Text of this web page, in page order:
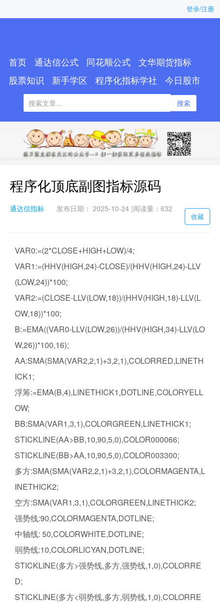
登录/注册
首页 通达信公式 同花顺公式
文华期货指标
股票知识
新手学区 程序化指标学社 今日股市
搜索
程序化顶底副图指标源码
通达信指标 发布日期： 2025-10-24 |阅读量：632
收藏
VAR0:=(2*CLOSE+HIGH+LOW)/4;
VAR1:=(HHV(HIGH,24)-CLOSE)/(HHV(HIGH,24)-LLV
(LOW,24))*100;
VAR2:=(CLOSE-LLV(LOW,18))/(HHV(HIGH,18)-LLV(L
OW,18))*100;
B:=EMA((VAR0-LLV(LOW,26))/(HHV(HIGH,34)-LLV(LO
W,26))*100,16);
AA:SMA(SMA(VAR2,2,1)+3,2,1),COLORRED,LINETH
ICK1;
浮筹:=EMA(B,4),LINETHICK1,DOTLINE,COLORYELL
OW;
BB:SMA(VAR1,3,1),COLORGREEN,LINETHICK1;
STICKLINE(AA>BB,10,90,5,0),COLOR000066;
STICKLINE(BB>AA,10,90,5,0),COLOR003300;
多方:SMA(SMA(VAR2,2,1)+3,2,1),COLORMAGENTA,L
INETHICK2;
空方:SMA(VAR1,3,1),COLORGREEN,LINETHICK2;
强势线:90,COLORMAGENTA,DOTLINE;
中轴线: 50,COLORWHITE,DOTLINE;
弱势线:10,COLORLICYAN,DOTLINE;
STICKLINE(多方>强势线,多方,强势线,1,0),COLORRE
D;
STICKLINE(多方<弱势线,多方,弱势线,1,0),COLORRE